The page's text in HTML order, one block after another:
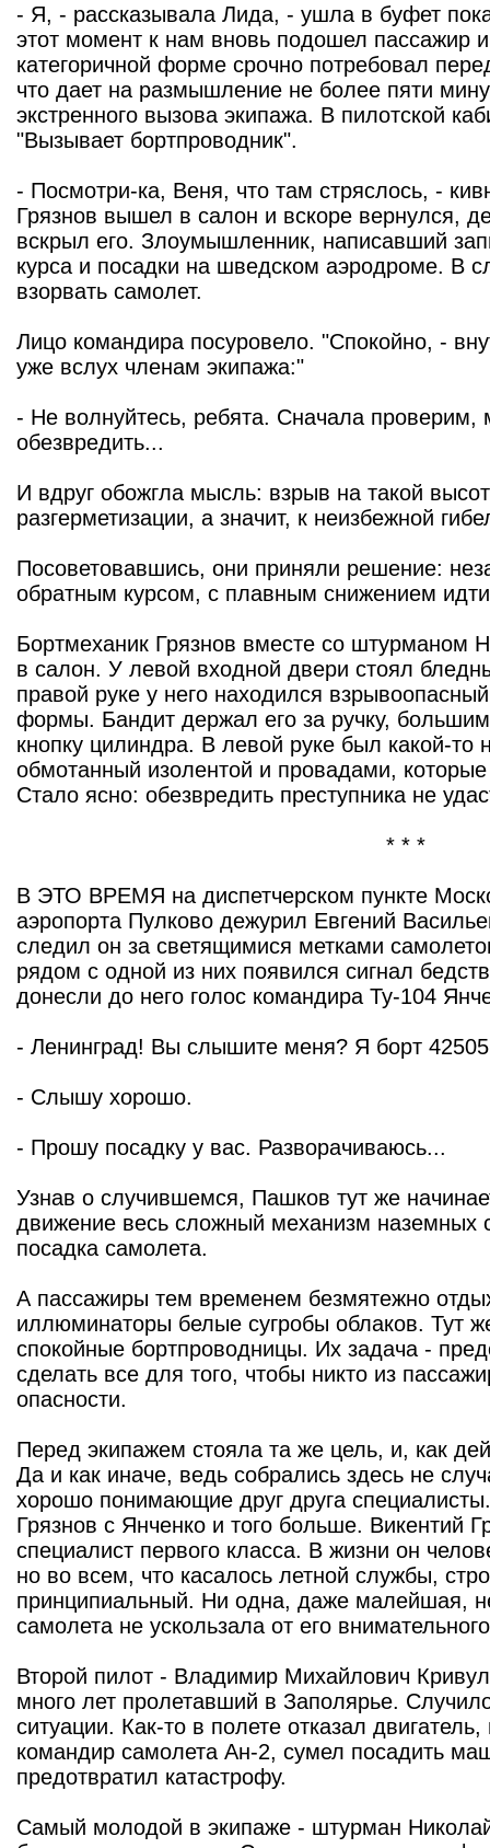
- Я, - рассказывала Лида, - ушла в буфет
этот момент к нам вновь подошел пассажир
категоричной форме срочно потребовал
что дает на размышление не более пяти
экстренного вызова экипажа. В пилотской
"Вызывает бортпроводник".
- Посмотри-ка, Веня, что там стряслось, -
Грязнов вышел в салон и вскоре вернулся,
вскрыл его. Злоумышленник, написавший
курса и посадки на шведском аэродроме. В
взорвать самолет.
Лицо командира посуровело. "Спокойно, -
уже вслух членам экипажа:"
- Не волнуйтесь, ребята. Сначала проверим,
обезвредить...
И вдруг обожгла мысль: взрыв на такой
разгерметизации, а значит, к неизбежной
Посоветовавшись, они приняли решение:
обратным курсом, с плавным снижением
Бортмеханик Грязнов вместе со
в салон. У левой входной двери стоял
правой руке у него находился
формы. Бандит держал его за ручку,
кнопку цилиндра. В левой руке был какой-то
обмотанный изолентой и провадами,
Стало ясно: обезвредить преступника не
* * *
В ЭТО ВРЕМЯ на диспетчерском пункте
аэропорта Пулково дежурил Евгений
следил он за светящимися метками
рядом с одной из них появился сигнал
донесли до него голос командира Ту-104
- Ленинград! Вы слышите меня? Я борт
- Слышу хорошо.
- Прошу посадку у вас. Разворачиваюсь...
Узнав о случившемся, Пашков тут же
движение весь сложный механизм наземных
посадка самолета.
А пассажиры тем временем безмятежно
иллюминаторы белые сугробы облаков. Тут
спокойные бортпроводницы. Их задача -
сделать все для того, чтобы никто из
опасности.
Перед экипажем стояла та же цель, и, как
Да и как иначе, ведь собрались здесь не
хорошо понимающие друг друга
Грязнов с Янченко и того больше. Викентий
специалист первого класса. В жизни он
но во всем, что касалось летной службы,
принципиальный. Ни одна, даже малейшая,
самолета не ускользала от его
Второй пилот - Владимир Михайлович
много лет пролетавший в Заполярье.
ситуации. Как-то в полете отказал
командир самолета Ан-2, сумел посадить
предотвратил катастрофу.
Самый молодой в экипаже - штурман